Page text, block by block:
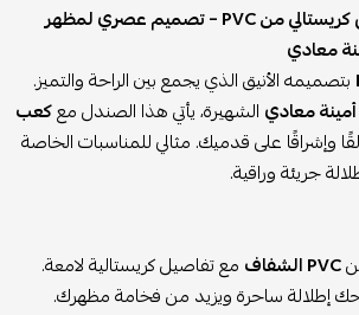
صندل كعب عالي نسائي كريستالي من PVC – تصميم عصري لمظهر
معادي
بتصميمه الأنيق الذي يجمع بين الراحة والتميز.
أمينة معادي الشهيرة، يأتي هذا الصندل معكعب
وإشراقًا على قدميك. مثالي للمناسبات الخاصة
جريئة وراقية.
PVC الشفاف
مع تفاصيل كريستالية لامعة.
إطلالة ساحرة ويزيد من فخامة مظهرك.